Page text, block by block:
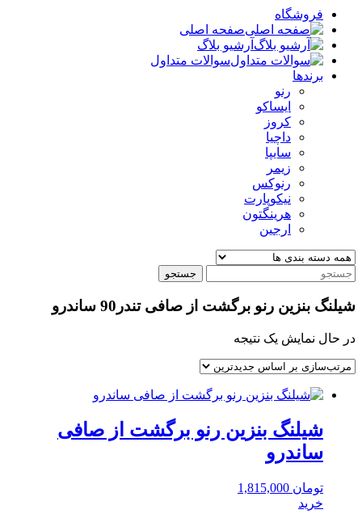
فروشگاه
صفحه اصلی
آرشیو بلاگ
سوالات متداول
برندها
رنو
ایساکو
کروز
داچیا
سایپا
زیمر
رنوکس
نیکوپارت
هرینگتون
ارجین
جستجو
شیلنگ بنزین رنو برگشت از صافی تندر90 ساندرو
در حال نمایش یک نتیجه
شیلنگ بنزین رنو برگشت از صافی
ساندرو
تومان
خرید